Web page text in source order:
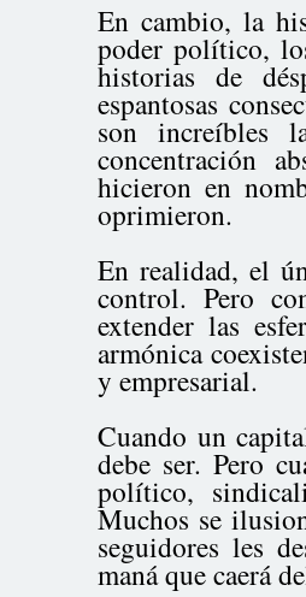
En cambio, la
poder político,
historias de
espantosas
son increíbles
concentración
hicieron en
oprimieron.
En realidad, el
control. Pero
extender las
armónica
y empresarial.
Cuando un
debe ser. Pero
político,
Muchos se
seguidores les
maná que caerá